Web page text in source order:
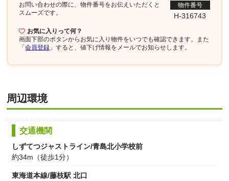
お気に入りって何？
画面下部のボタンからお気に入り物件をいつでも確認できます。また
「会員登録 」すると、値下げ情報をメールでお知らせします。
お問い合わせの際に、物件番号をお伝えいただくと
スムーズです。
物件番号
H-316743
周辺環境
交通機関
しずてつジャストライン/青島北小学校前
約34m（徒歩1分）
東海道本線/藤枝駅 北口